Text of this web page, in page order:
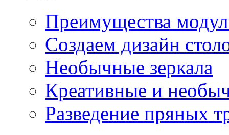
Преимущества
Создаем дизайн
Необычные зеркала
Креативные и
Разведение пряных